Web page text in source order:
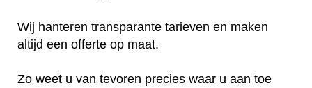
Wij hanteren transparante tarieven en maken
altijd een offerte op maat.
Zo weet u van tevoren precies waar u aan toe